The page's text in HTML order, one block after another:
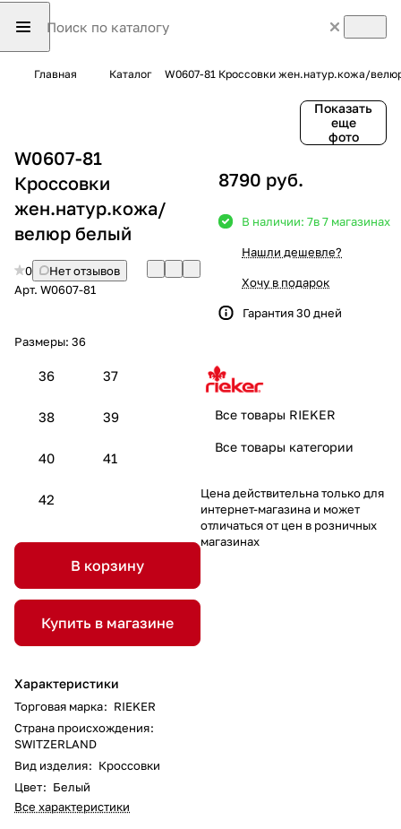
Главная Каталог W0607-81 Кроссовки жен.натур.кожа/
Показать
еще
фото
W0607-81
Кроссовки
жен.натур.кожа/
велюр белый
0
Нет отзывов
Арт. W0607-81
Размеры: 36
36 37
38 39
40 41
42
В корзину
Купить в магазине
Характеристики
Торговая марка: RIEKER
Страна происхождения:
SWITZERLAND
Вид изделия: Кроссовки
Цвет: Белый
Все характеристики
8790 руб.
В наличии: 7в 7 магазинах
Нашли дешевле?
Хочу в подарок
Гарантия 30 дней
Все товары RIEKER
Все товары категории
Цена действительна только для
интернет-магазина и может
отличаться от цен в розничных
магазинах